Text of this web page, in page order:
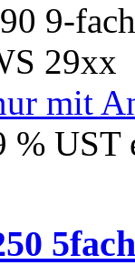
9-
29xx
mit
% UST